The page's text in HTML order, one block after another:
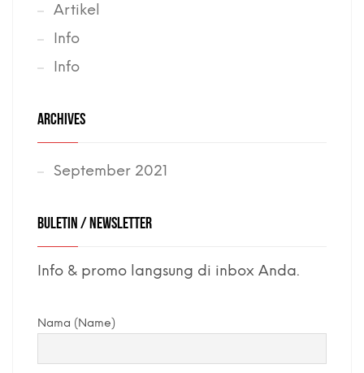
Artikel
Info
Info
ARCHIVES
September 2021
BULETIN / NEWSLETTER
Info & promo langsung di inbox Anda.
Nama (Name)